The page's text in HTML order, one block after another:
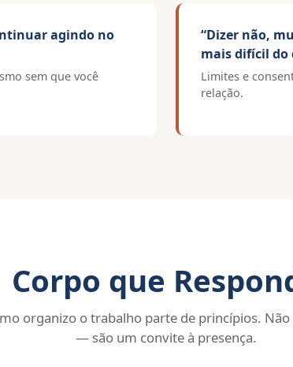
agindo no
sem que você
“Dizer não,
mais difícil do
Limites e
relação.
Corpo que
organizo o trabalho parte de princípios.
— são um convite à presença.